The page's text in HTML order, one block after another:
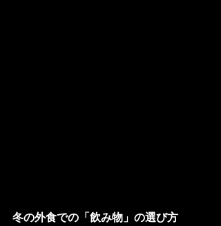
冬の外食での「飲み物」の選び方